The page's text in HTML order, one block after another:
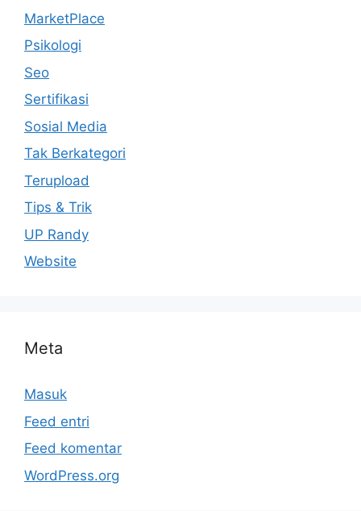
MarketPlace
Psikologi
Seo
Sertifikasi
Sosial Media
Tak Berkategori
Terupload
Tips & Trik
UP Randy
Website
Meta
Masuk
Feed entri
Feed komentar
WordPress.org